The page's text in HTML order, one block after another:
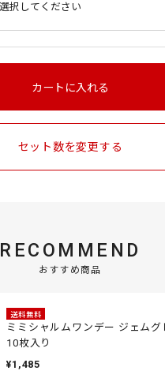
カートに入れる
セット数を変更する
RECOMMEND
おすすめ商品
送料無料
ミミシャルムワンデー ジェムグ
10枚入り
¥1,485